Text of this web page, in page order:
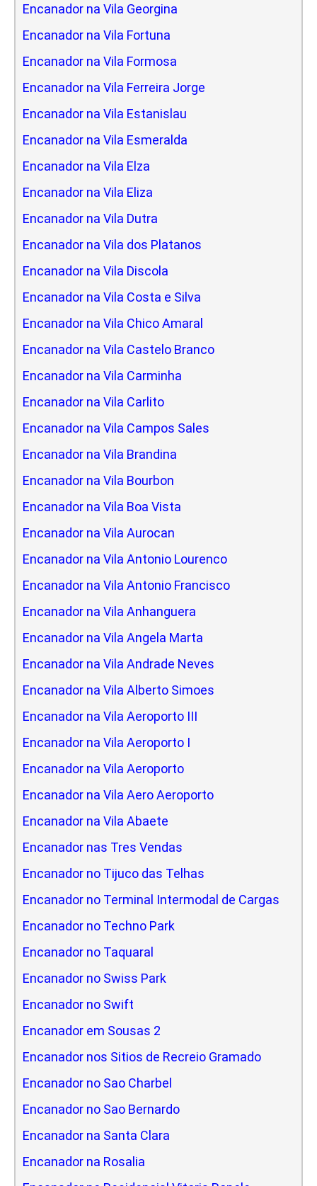
Encanador na Vila Georgina
Encanador na Vila Fortuna
Encanador na Vila Formosa
Encanador na Vila Ferreira Jorge
Encanador na Vila Estanislau
Encanador na Vila Esmeralda
Encanador na Vila Elza
Encanador na Vila Eliza
Encanador na Vila Dutra
Encanador na Vila dos Platanos
Encanador na Vila Discola
Encanador na Vila Costa e Silva
Encanador na Vila Chico Amaral
Encanador na Vila Castelo Branco
Encanador na Vila Carminha
Encanador na Vila Carlito
Encanador na Vila Campos Sales
Encanador na Vila Brandina
Encanador na Vila Bourbon
Encanador na Vila Boa Vista
Encanador na Vila Aurocan
Encanador na Vila Antonio Lourenco
Encanador na Vila Antonio Francisco
Encanador na Vila Anhanguera
Encanador na Vila Angela Marta
Encanador na Vila Andrade Neves
Encanador na Vila Alberto Simoes
Encanador na Vila Aeroporto III
Encanador na Vila Aeroporto I
Encanador na Vila Aeroporto
Encanador na Vila Aero Aeroporto
Encanador na Vila Abaete
Encanador nas Tres Vendas
Encanador no Tijuco das Telhas
Encanador no Terminal Intermodal de Cargas
Encanador no Techno Park
Encanador no Taquaral
Encanador no Swiss Park
Encanador no Swift
Encanador em Sousas 2
Encanador nos Sitios de Recreio Gramado
Encanador no Sao Charbel
Encanador no Sao Bernardo
Encanador na Santa Clara
Encanador na Rosalia